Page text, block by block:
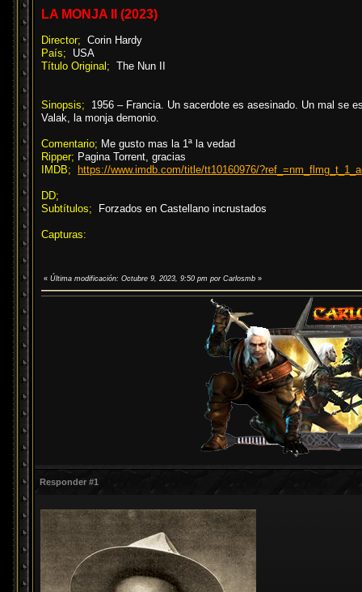
LA MONJA II (2023)
Director; Corin Hardy
País; USA
Título Original; The Nun II
Sinopsis; 1956 – Francia. Un sacerdote es asesinado. Un mal se
Valak, la monja demonio.
Comentario; Me gusto mas la 1ª la vedad
Ripper; Pagina Torrent, gracias
IMDB;
https://www.imdb.com/title/tt10160976/
DD;
Subtítulos; Forzados en Castellano incrustados
Capturas:
« Última modificación: Octubre 9, 2023, 9:50 pm por Carlosmb »
Responder #1